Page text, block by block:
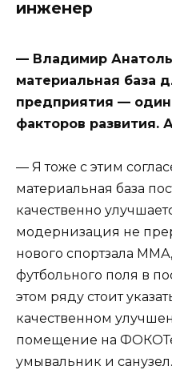
инженер
— Владимир
материальная база
предприятия —
факторов развития.
— Я тоже с этим
материальная база
качественно
модернизация не
нового спортзала
футбольного поля в
этом ряду стоит
качественном
помещение на
умывальник и